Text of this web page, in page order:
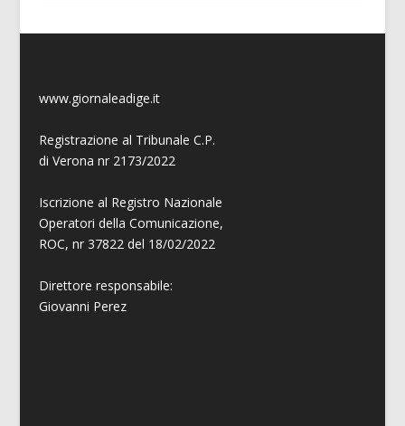
www.giornaleadige.it
Registrazione al Tribunale C.P.
di Verona nr 2173/2022
Iscrizione al Registro Nazionale
Operatori della Comunicazione,
ROC, nr 37822 del 18/02/2022
Direttore responsabile:
Giovanni Perez